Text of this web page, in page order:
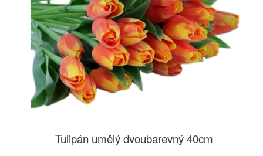
Tulipán umělý dvoubarevný 40cm